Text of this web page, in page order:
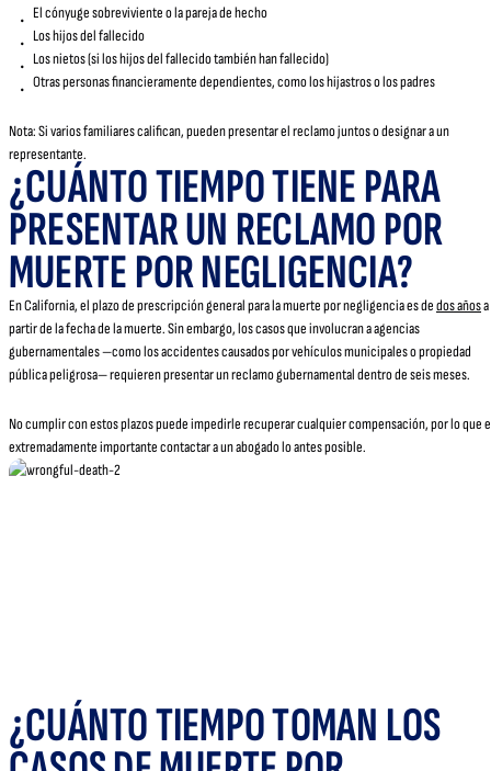
El cónyuge sobreviviente o la pareja de hecho
Los hijos del fallecido
Los nietos (si los hijos del fallecido también han fallecido)
Otras personas financieramente dependientes, como los hijastros o los padres
Nota: Si varios familiares califican, pueden presentar el reclamo juntos o designar a un
representante.
¿CUÁNTO TIEMPO TIENE PARA
PRESENTAR UN RECLAMO POR
MUERTE POR NEGLIGENCIA?
En California, el plazo de prescripción general para la muerte por negligencia es dedos añosa
partir de la fecha de la muerte. Sin embargo, los casos que involucran a agencias
gubernamentales —como los accidentes causados por vehículos municipales o propiedad
pública peligrosa— requieren presentar un reclamo gubernamental dentro de seis meses.
No cumplir con estos plazos puede impedirle recuperar cualquier compensación, por lo que
extremadamente importante contactar a un abogado lo antes posible.
¿CUÁNTO TIEMPO TOMAN LOS